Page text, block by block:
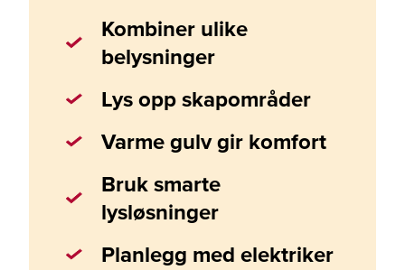
Kombiner ulike
belysninger
Lys opp skapområder
Varme gulv gir komfort
Bruk smarte
lysløsninger
Planlegg med elektriker